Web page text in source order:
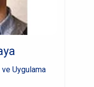
Uygulama